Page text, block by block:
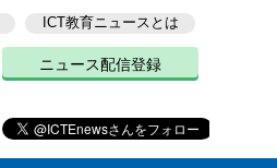
ICT教育ニュースとは
ニュース配信登録